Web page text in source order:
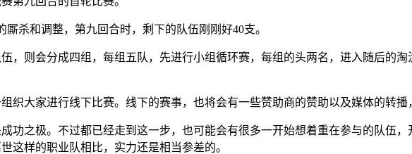
杀和调整，第九回合时，剩下的队伍刚刚好40支。
，则会分成四组，每组五队，先进行小组循环赛，每组的头两名，进入随后的
织大家进行线下比赛。线下的赛事，也将会有一些赞助商的赞助以及媒体的转
功之极。不过都已经走到这一步，也可能会有很多一开始想着重在参与的队伍
这样的职业队相比，实力还是相当参差的。